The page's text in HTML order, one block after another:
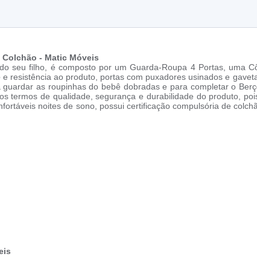
- Matic Móveis
seu filho, é composto por um Guarda-Roupa 4 Portas, uma
resistência ao produto, portas com puxadores usinados e
as roupinhas do bebê dobradas e para completar o
termos de qualidade, segurança e durabilidade do produto,
noites de sono, possui certificação compulsória de